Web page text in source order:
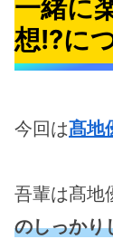
一緒に
想!?に
今回は髙地
吾輩は髙地
のしっかり